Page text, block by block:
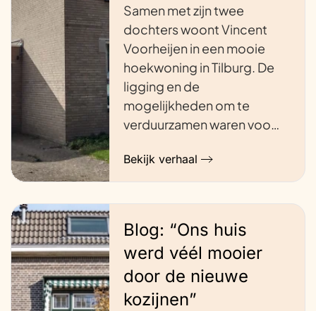
Samen met zijn twee
dochters woont Vincent
Voorheijen in een mooie
hoekwoning in Tilburg. De
ligging en de
mogelijkheden om te
verduurzamen waren voo…
Bekijk verhaal
Blog: “Ons huis
werd véél mooier
door de nieuwe
kozijnen”